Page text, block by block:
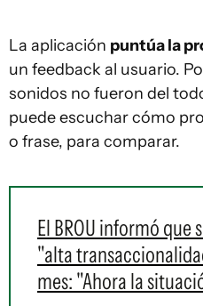
La aplicación puntúa la
un feedback al usuario.
sonidos no fueron del
puede escuchar cómo
o frase, para comparar.
El BROU informó que
"alta
mes: "Ahora la